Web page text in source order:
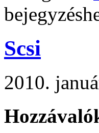
Scsi
2010.